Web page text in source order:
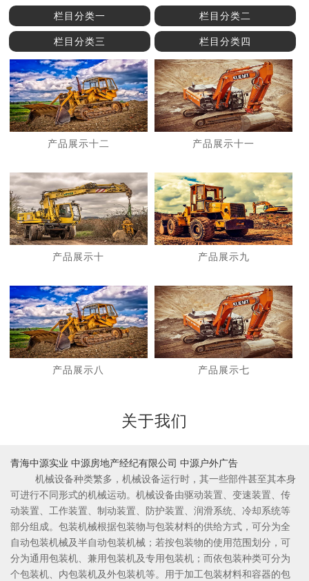
2
栏目分类一 栏目分类二
栏目分类三 栏目分类四
产品展示十二 产品展示十一
产品展示十 产品展示九
产品展示八 产品展示七
关于我们
青海中源实业 中源房地产经纪有限公司 中源户外广告
机械设备种类繁多，机械设备运行时，其一些部件甚至其本身
可进行不同形式的机械运动。机械设备由驱动装置、变速装置、传
动装置、工作装置、制动装置、防护装置、润滑系统、冷却系统等
部分组成。包装机械根据包装物与包装材料的供给方式，可分为全
自动包装机械及半自动包装机械；若按包装物的使用范围划分，可
分为通用包装机、兼用包装机及专用包装机；而依包装种类可分为
个包装机、内包装机及外包装机等。用于加工包装材料和容器的包